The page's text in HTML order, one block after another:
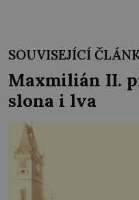
SOUVISEJÍCÍ
Maxmilián II.
slona i lva